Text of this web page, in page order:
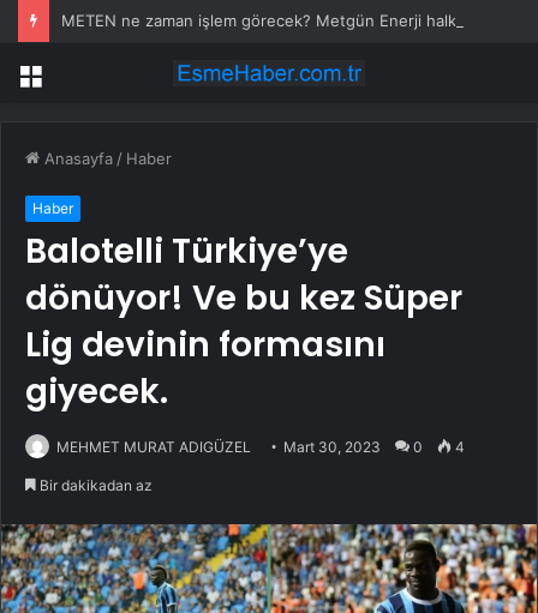
Menü
Anasayfa / Haber
Haber
Balotelli Türkiye’ye
dönüyor! Ve bu kez Süper
Lig devinin formasını
giyecek.
MEHMET MURAT ADIGÜZEL Mart 30, 2023 0 4
Bir dakikadan az